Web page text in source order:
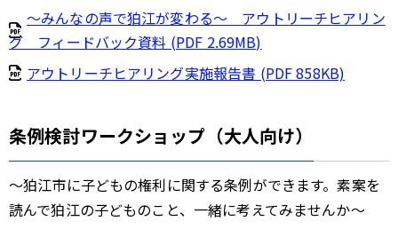
～みんなの声で狛江が変わる～ アウトリーチヒアリン
グ フィードバック資料 (PDF 2.69MB)
アウトリーチヒアリング実施報告書 (PDF 858KB)
条例検討ワークショップ（大人向け）
～狛江市に子どもの権利に関する条例ができます。素案を
読んで狛江の子どものこと、一緒に考えてみませんか～